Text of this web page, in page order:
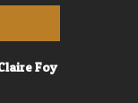
Foy